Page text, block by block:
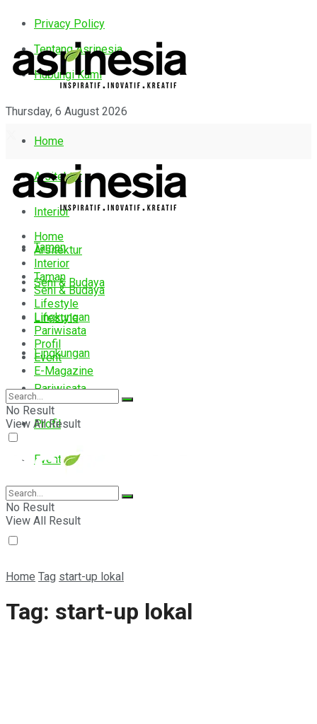
Privacy Policy
Tentang Asrinesia
Hubungi Kami
Thursday, 6 August 2026
Home
Arsitektur
Interior
Taman
Seni & Budaya
Lifestyle
Lingkungan
Pariwisata
Profil
Event
E-Magazine
Home
Arsitektur
Interior
Taman
Seni & Budaya
Lifestyle
Lingkungan
Pariwisata
Profil
Event
E-Magazine
No Result
View All Result
No Result
View All Result
Home Tag start-up lokal
Tag: start-up lokal